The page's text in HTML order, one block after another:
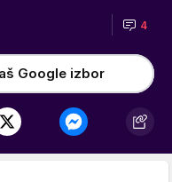
4
Google izbor